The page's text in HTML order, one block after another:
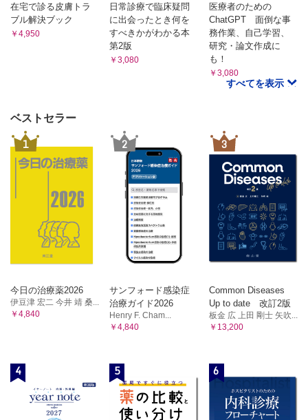
原因帰属
12．教育評価 （市川優一郎）
教育評価の目的と歴史
信頼性と妥当性
評価に用いる統計の基礎
13．学級集団 （岡部康成）
学級集団の特徴と役割
学級集団の様相
学級のなかでみられる児童生徒の行動や心理
クラスメイトの影響
学級集団の影響
教師の影響
学級内の人間関係を理解するツール
14．教育相談 （宇部弘子）
15．特別支援教育 （狩野武道）
特別支援教育とは何か
特別支援教育を理解するために
在宅で診る皮膚トラ
ブル解決ブック
￥4,950
日常診療で臨床疑問
に出会ったとき何を
すべきかがわかる本
第2版
￥3,080
医療者のための
ChatGPT 面倒な事
務作業、自己学習、
研究・論文作成に
も！
￥3,080
すべてを表示
ベストセラー
1
今日の治療薬2026
伊豆津 宏二 今井 靖 桑...
￥4,840
2
サンフォード感染症
治療ガイド2026
Henry F. Cham...
￥4,840
3
Common Diseases
Up to date 改訂2版
板金 広 上田 剛士 矢吹...
￥13,200
4 5 6